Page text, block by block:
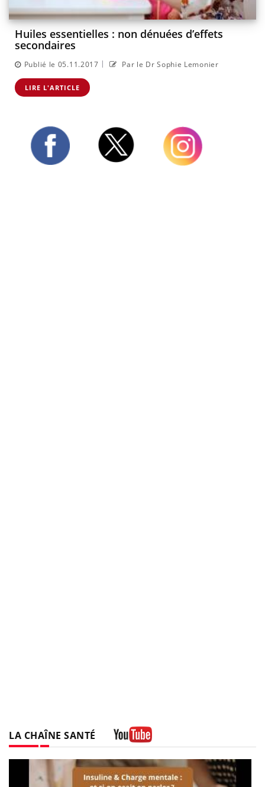
Huiles essentielles : non dénuées d’effets
secondaires
Publié le 05.11.2017 | Par le Dr Sophie Lemonier
LIRE L'ARTICLE
LA CHAÎNE SANTÉ